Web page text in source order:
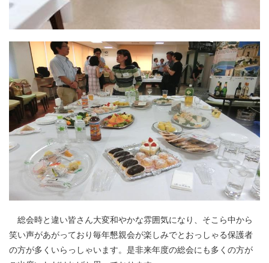
総会時と違い皆さん大変和やかな雰囲気になり、そこら中から
笑い声があがっており毎年懇親会が楽しみでとおっしゃる保護者
の方が多くいらっしゃいます。是非来年度の総会にも多くの方が